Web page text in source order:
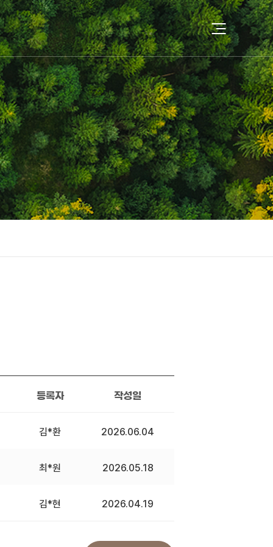
등록자 작성일
김*환 2026.06.04
최*원 2026.05.18
김*현 2026.04.19